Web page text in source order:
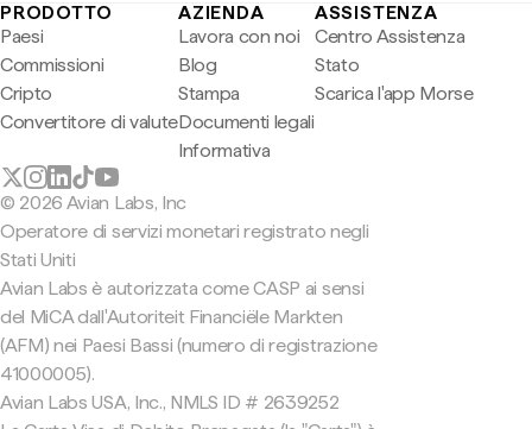
PRODOTTO
Paesi
Commissioni
Cripto
Convertitore di valute
AZIENDA
Lavora con noi
Blog
Stampa
Documenti legali
Informativa
ASSISTENZA
Centro Assistenza
Stato
Scarica l'app Morse
© 2026 Avian Labs, Inc
Operatore di servizi monetari registrato negli
Stati Uniti
Avian Labs è autorizzata come CASP ai sensi
del MiCA dall'Autoriteit Financiële Markten
(AFM) nei Paesi Bassi (numero di registrazione
41000005).
Avian Labs USA, Inc., NMLS ID # 2639252